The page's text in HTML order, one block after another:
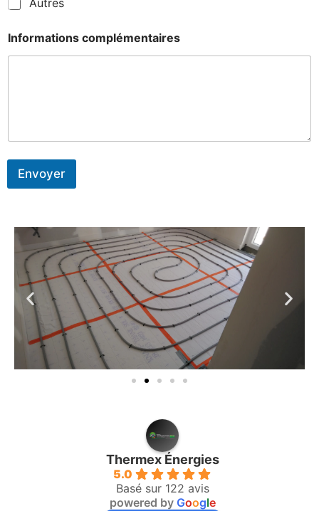
Autres
Informations complémentaires
Envoyer
Thermex Énergies
5.0
Basé sur 122 avis
powered by Google